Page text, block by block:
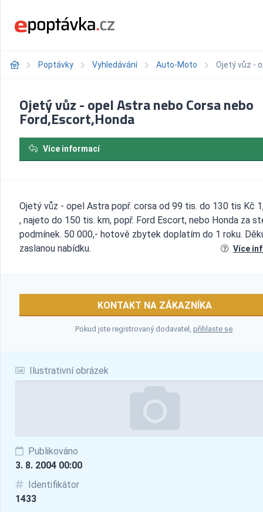
Poptávky Vyhledávání Auto-Moto Ojetý vůz -
Ilustrativní obrázek
Publikováno
3. 8. 2004 00:00
Identifikátor
1433
Ojetý vůz - opel Astra nebo Corsa nebo
Ford,Escort,Honda
Více informací
Ojetý vůz - opel Astra popř. corsa od 99 tis. do 130 tis Kč
, najeto do 150 tis. km, popř. Ford Escort, nebo Honda za
podmínek. 50 000,- hotově zbytek doplatím do 1 roku.
zaslanou nabídku.
Více
KONTAKT NA ZÁKAZNÍKA
Pokud jste registrovaný dodavatel, přihlaste se.